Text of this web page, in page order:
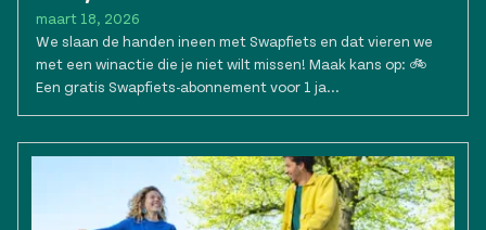
maart 18, 2026
We slaan de handen ineen met Swapfiets en dat vieren we
met een winactie die je niet wilt missen! Maak kans op: 🚲
Een gratis Swapfiets-abonnement voor 1 ja...